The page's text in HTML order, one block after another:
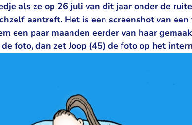
als ze op 26 juli van dit jaar onder de
aantreft. Het is een screenshot van
een paar maanden eerder van haar
foto, dan zet Joop (45) de foto op het